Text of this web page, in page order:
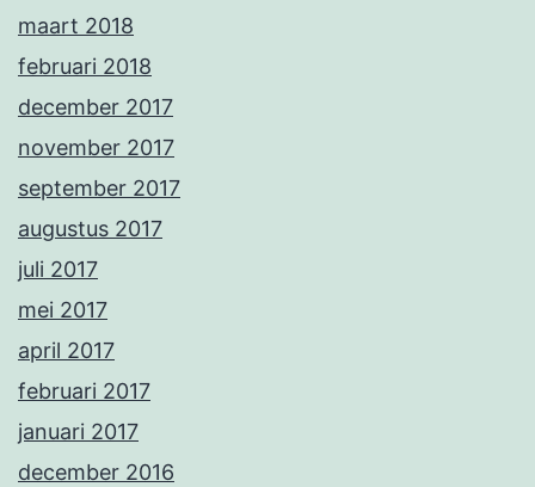
maart 2018
februari 2018
december 2017
november 2017
september 2017
augustus 2017
juli 2017
mei 2017
april 2017
februari 2017
januari 2017
december 2016